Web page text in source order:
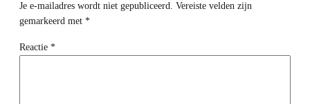
Je e-mailadres wordt niet gepubliceerd. Vereiste velden zijn
gemarkeerd met *
Reactie *